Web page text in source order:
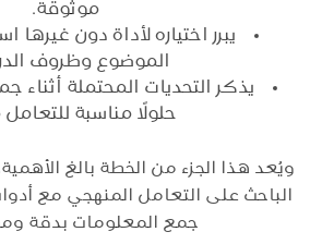
موثوقة.
يبرر اختياره لأداة دون غيرها
الموضوع وظروف
يذكر التحديات المحتملة أثناء
حلولًا مناسبة
ويُعد هذا الجزء من الخطة بالغ
الباحث على التعامل المنهجي مع
جمع المعلومات بدقة